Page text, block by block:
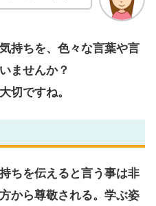
持ちを、色々な言葉や言
ませんか？
切ですね。
ちを伝えると言う事は非
から尊敬される。学ぶ姿